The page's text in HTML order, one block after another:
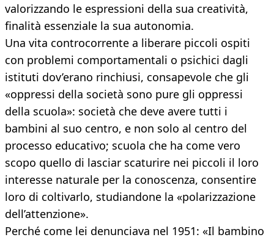
valorizzando le espressioni della sua creatività,
finalità essenziale la sua autonomia.
Una vita controcorrente a liberare piccoli ospiti
con problemi comportamentali o psichici dagli
istituti dov’erano rinchiusi, consapevole che gli
«oppressi della società sono pure gli oppressi
della scuola»: società che deve avere tutti i
bambini al suo centro, e non solo al centro del
processo educativo; scuola che ha come vero
scopo quello di lasciar scaturire nei piccoli il loro
interesse naturale per la conoscenza, consentire
loro di coltivarlo, studiandone la «polarizzazione
dell’attenzione».
Perché come lei denunciava nel 1951: «Il bambino